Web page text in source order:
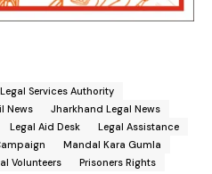
Services Authority
News
Jharkhand Legal News
Legal Aid Desk
Legal Assistance
Mandal Kara Gumla
Volunteers Prisoners Rights